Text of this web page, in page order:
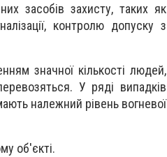
засобів захисту, таких як
контролю допуску з
значної кількості людей,
У ряді випадків
належний рівень вогневої
об'єкті.